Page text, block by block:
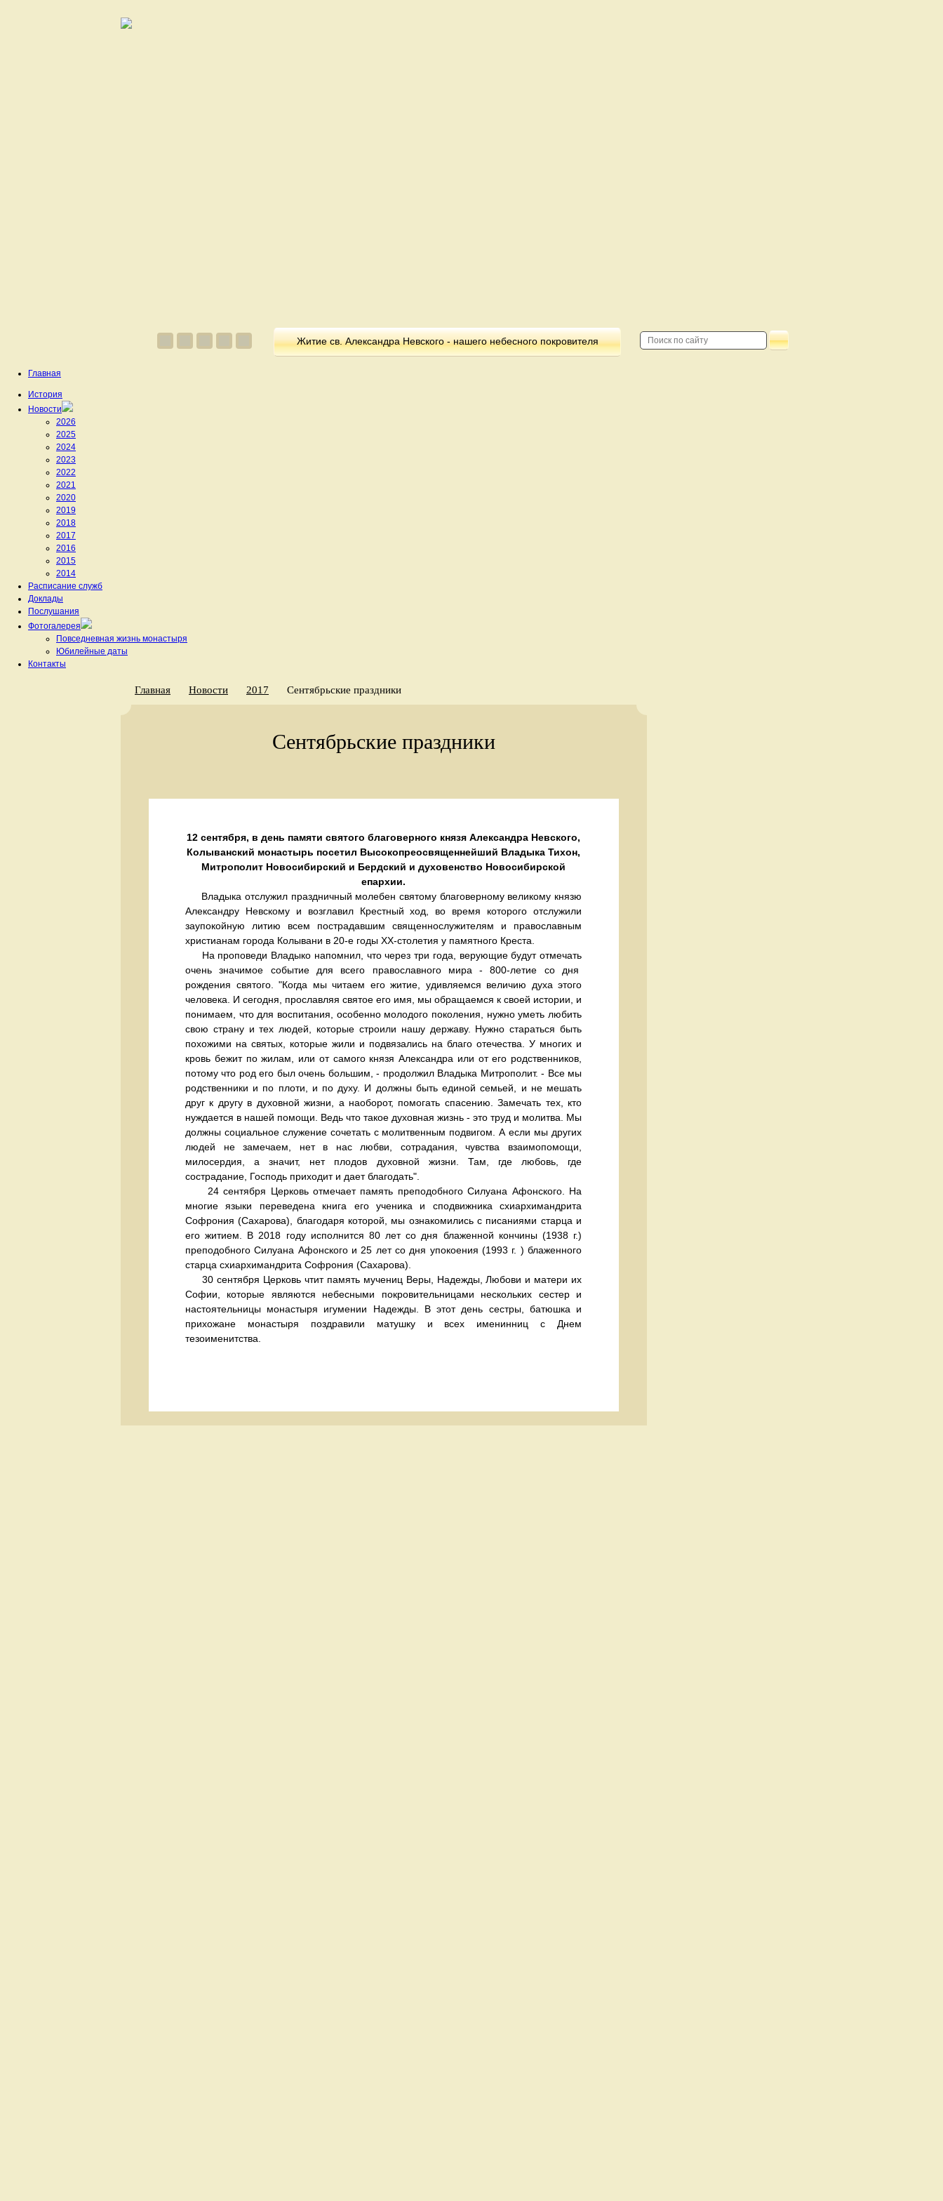
Житие св. Александра Невского - нашего небесного покровителя
Главная
История
Новости
2026
2025
2024
2023
2022
2021
2020
2019
2018
2017
2016
2015
2014
Расписание служб
Доклады
Послушания
Фотогалерея
Повседневная жизнь монастыря
Юбилейные даты
Контакты
Главная Новости 2017 Сентябрьские праздники
Сентябрьские праздники
12 сентября, в день памяти святого благоверного князя Александра Невского,
Колыванский монастырь посетил Высокопреосвященнейший Владыка Тихон,
Митрополит Новосибирский и Бердский и духовенство Новосибирской
епархии.
Владыка отслужил праздничный молебен святому благоверному великому князю
Александру Невскому и возглавил Крестный ход, во время которого отслужили
заупокойную литию всем пострадавшим священнослужителям и православным
христианам города Колывани в 20-е годы XX-столетия у памятного Креста.
На проповеди Владыко напомнил, что через три года, верующие будут отмечать
очень значимое событие для всего православного мира - 800-летие со дня
рождения святого. "Когда мы читаем его житие, удивляемся величию духа этого
человека. И сегодня, прославляя святое его имя, мы обращаемся к своей истории, и
понимаем, что для воспитания, особенно молодого поколения, нужно уметь любить
свою страну и тех людей, которые строили нашу державу. Нужно стараться быть
похожими на святых, которые жили и подвязались на благо отечества. У многих и
кровь бежит по жилам, или от самого князя Александра или от его родственников,
потому что род его был очень большим, - продолжил Владыка Митрополит. - Все мы
родственники и по плоти, и по духу. И должны быть единой семьей, и не мешать
друг к другу в духовной жизни, а наоборот, помогать спасению. Замечать тех, кто
нуждается в нашей помощи. Ведь что такое духовная жизнь - это труд и молитва. Мы
должны социальное служение сочетать с молитвенным подвигом. А если мы других
людей не замечаем, нет в нас любви, сотрадания, чувства взаимопомощи,
милосердия, а значит, нет плодов духовной жизни. Там, где любовь, где
сострадание, Господь приходит и дает благодать".
24 сентября Церковь отмечает память преподобного Силуана Афонского. На
многие языки переведена книга его ученика и сподвижника схиархимандрита
Софрония (Сахарова), благодаря которой, мы ознакомились с писаниями старца и
его житием. В 2018 году исполнится 80 лет со дня блаженной кончины (1938 г.)
преподобного Силуана Афонского и 25 лет со дня упокоения (1993 г. ) блаженного
старца схиархимандрита Софрония (Сахарова).
30 сентября Церковь чтит память мучениц Веры, Надежды, Любови и матери их
Софии, которые являются небесными покровительницами нескольких сестер и
настоятельницы монастыря игумении Надежды. В этот день сестры, батюшка и
прихожане монастыря поздравили матушку и всех именинниц с Днем
тезоименитства.